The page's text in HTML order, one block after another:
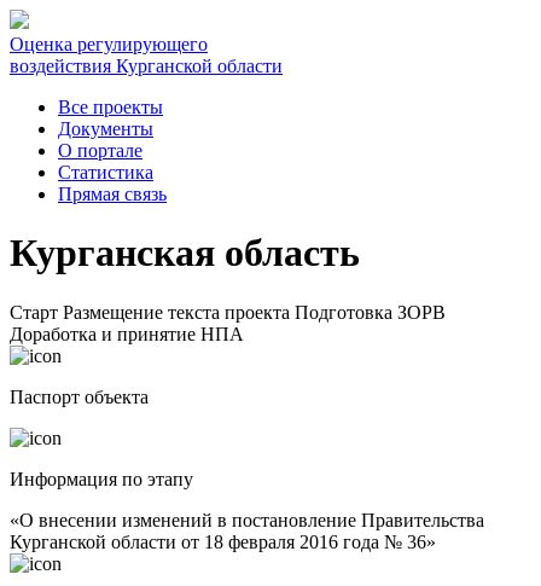
Оценка регулирующего
воздействия Курганской области
Все проекты
Документы
О портале
Статистика
Прямая связь
Курганская область
Старт Размещение текста проекта Подготовка ЗОРВ
Доработка и принятие НПА
Паспорт объекта
Информация по этапу
«О внесении изменений в постановление Правительства
Курганской области от 18 февраля 2016 года № 36»